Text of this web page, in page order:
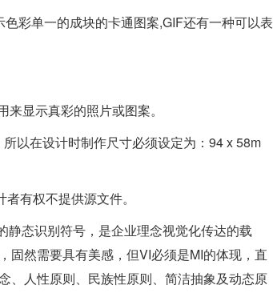
彩单一的成块的卡通图案,GIF还有一种可以表
显示真彩的照片或图案。
以在设计时制作尺寸必须设定为：94 x 58m
有权不提供源文件。
静态识别符号，是企业理念视觉化传达的载
固然需要具有美感，但VI必须是MI的体现，直
、人性原则、民族性原则、简洁抽象及动态原